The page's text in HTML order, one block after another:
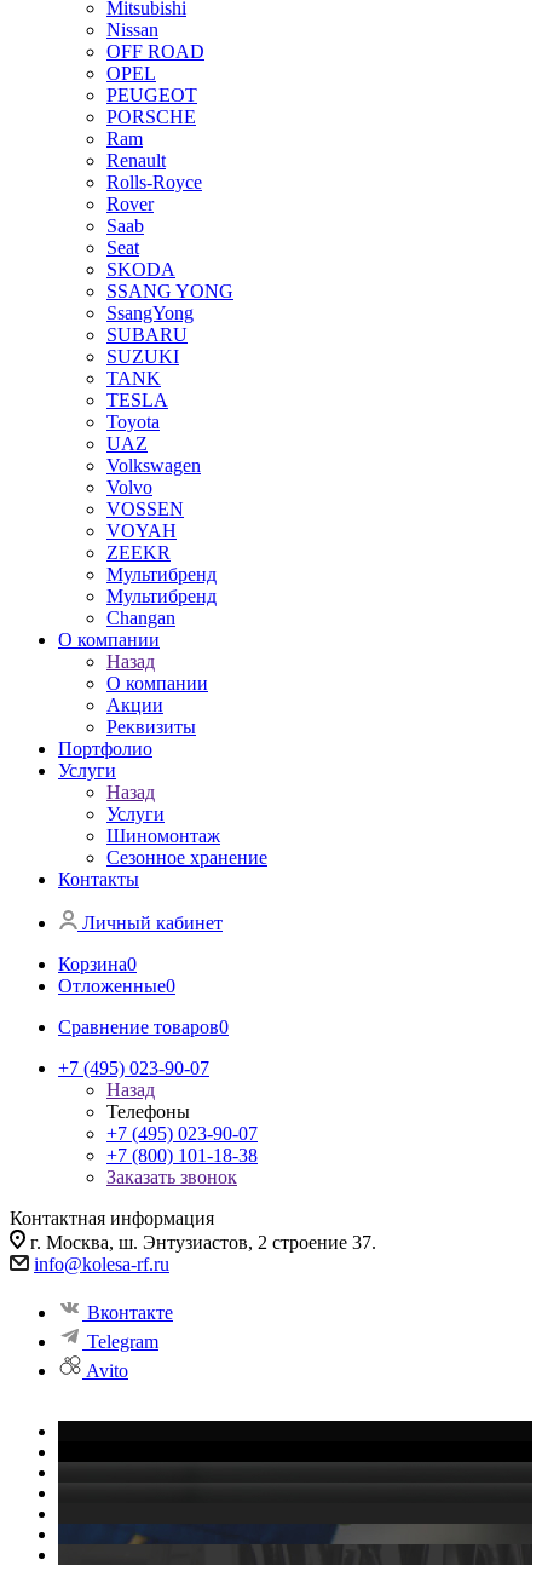
Mitsubishi
Nissan
OFF ROAD
OPEL
PEUGEOT
PORSCHE
Ram
Renault
Rolls-Royce
Rover
Saab
Seat
SKODA
SSANG YONG
SsangYong
SUBARU
SUZUKI
TANK
TESLA
Toyota
UAZ
Volkswagen
Volvo
VOSSEN
VOYAH
ZEEKR
Мультибренд
Мультибренд
Сhangan
О компании
Назад
О компании
Акции
Реквизиты
Портфолио
Услуги
Назад
Услуги
Шиномонтаж
Сезонное хранение
Контакты
Личный кабинет
Корзина0
Отложенные0
Сравнение товаров0
+7 (495) 023-90-07
Назад
Телефоны
+7 (495) 023-90-07
+7 (800) 101-18-38
Заказать звонок
Контактная информация
г. Москва, ш. Энтузиастов, 2 строение 37.
info@kolesa-rf.ru
Вконтакте
Telegram
Avito